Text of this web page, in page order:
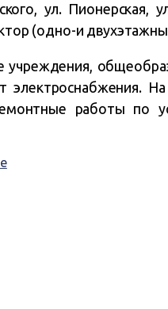
ул. Пионерская,
(одно-и
учреждения,
электроснабжения.
работы по